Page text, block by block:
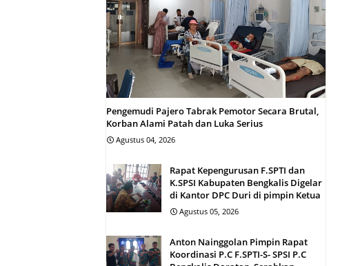
Pengemudi Pajero Tabrak Pemotor Secara Brutal,
Korban Alami Patah dan Luka Serius
Agustus 04, 2026
Rapat Kepengurusan F.SPTI dan
K.SPSI Kabupaten Bengkalis Digelar
di Kantor DPC Duri di pimpin Ketua
Agustus 05, 2026
Anton Nainggolan Pimpin Rapat
Koordinasi P.C F.SPTI-S- SPSI P.C